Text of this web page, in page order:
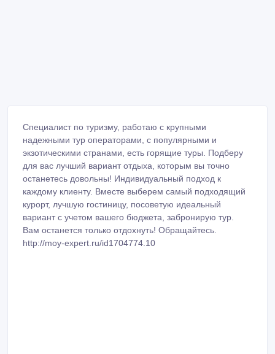
Специалист по туризму, работаю с крупными
надежными тур операторами, с популярными и
экзотическими странами, есть горящие туры. Подберу
для вас лучший вариант отдыха, которым вы точно
останетесь довольны! Индивидуальный подход к
каждому клиенту. Вместе выберем самый подходящий
курорт, лучшую гостиницу, посоветую идеальный
вариант с учетом вашего бюджета, забронирую тур.
Вам останется только отдохнуть! Обращайтесь.
http://moy-expert.ru/id1704774.10